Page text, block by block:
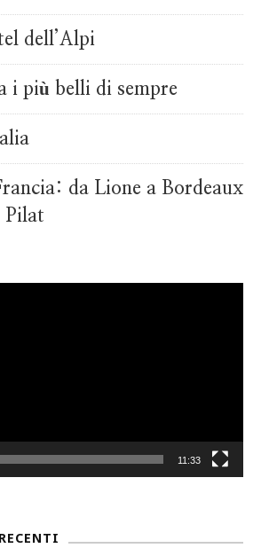
dell’Alpi
i più belli di sempre
da Lione a Bordeaux
Pilat
11:33